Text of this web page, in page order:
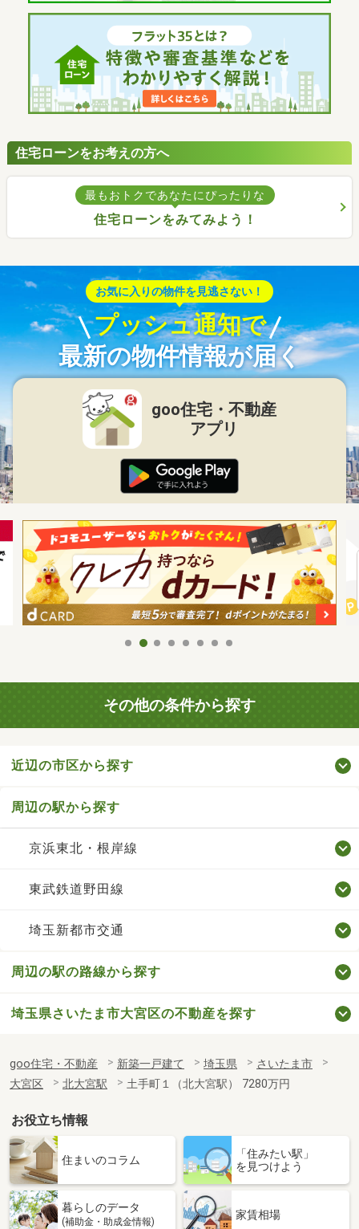
住宅ローンをお考えの方へ
最もおトクであなたにぴったりな
住宅ローンをみてみよう！
お気に入りの物件を見逃さない！
プッシュ通知で
最新の物件情報が届く
goo住宅・不動産
アプリ
その他の条件から探す
近辺の市区から探す
周辺の駅から探す
京浜東北・根岸線
東武鉄道野田線
埼玉新都市交通
周辺の駅の路線から探す
埼玉県さいたま市大宮区の不動産を探す
goo住宅・不動産 新築一戸建て 埼玉県
さいたま市
大宮区
北大宮駅 土手町１（北大宮駅） 7280万円
お役立ち情報
住まいのコラム
「住みたい駅」
を見つけよう
暮らしのデータ
(補助金・助成金情報)
家賃相場